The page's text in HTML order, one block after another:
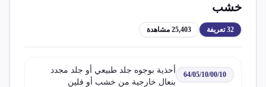
خشب
32تعريفة 25,403 مشاهدة
64/05/10/00/10
أحذية بوجوه جلد طبيعي أو جلد مجدد
بنعال خارجية من خشب أو فلين